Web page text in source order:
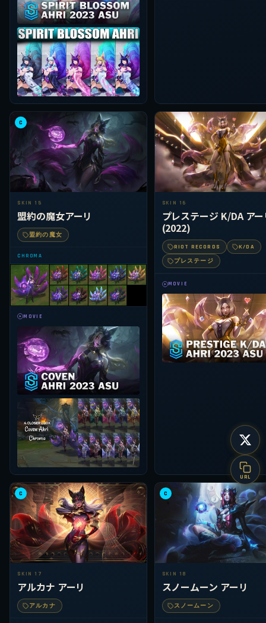
URL
C
SKIN 15
盟約の魔女アーリ
盟約の魔女
CHROMA
MOVIE
SKIN 16
プレステージ K/DA ア
(2022)
RIOT RECORDS
K/DA
プレステージ
MOVIE
C
SKIN 17
アルカナ アーリ
アルカナ
C
SKIN 18
スノームーン アーリ
スノームーン